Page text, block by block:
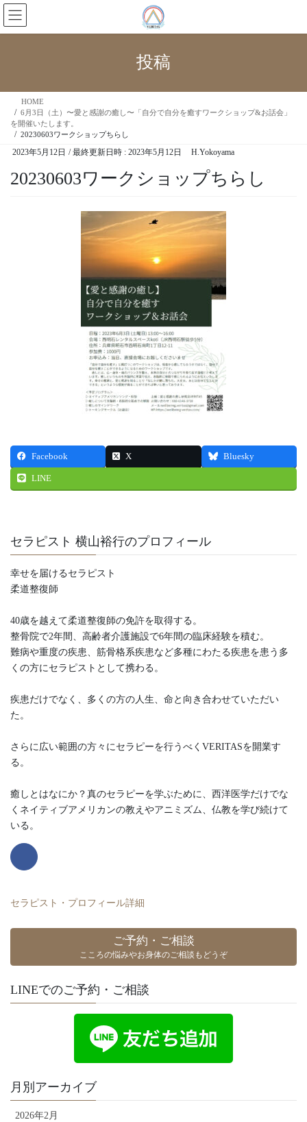
投稿
HOME
6月3日（土）〜愛と感謝の癒し〜「自分で自分を癒すワークショップ&お話会」
を開催いたします。
20230603ワークショップちらし
2023年5月12日 / 最終更新日時 : 2023年5月12日 H.Yokoyama
20230603ワークショップちらし
Facebook X Bluesky
LINE
セラピスト 横山裕行のプロフィール
幸せを届けるセラピスト
柔道整復師
40歳を越えて柔道整復師の免許を取得する。
整骨院で2年間、高齢者介護施設で6年間の臨床経験を積む。
難病や重度の疾患、筋骨格系疾患など多種にわたる疾患を患う多
くの方にセラピストとして携わる。
疾患だけでなく、多くの方の人生、命と向き合わせていただい
た。
さらに広い範囲の方々にセラピーを行うべくVERITASを開業す
る。
癒しとはなにか？真のセラピーを学ぶために、西洋医学だけでな
くネイティブアメリカンの教えやアニミズム、仏教を学び続けて
いる。
セラピスト・プロフィール詳細
ご予約・ご相談
こころの悩みやお身体のご相談もどうぞ
LINEでのご予約・ご相談
月別アーカイブ
2026年2月